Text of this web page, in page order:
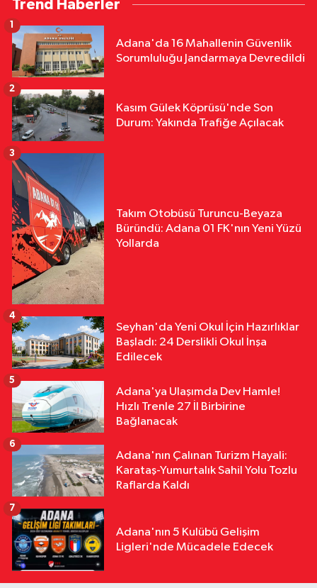
Trend Haberler
Adana'da 16 Mahallenin Güvenlik
Sorumluluğu Jandarmaya Devredildi
1
Kasım Gülek Köprüsü'nde Son
Durum: Yakında Trafiğe Açılacak
2
Takım Otobüsü Turuncu-Beyaza
Büründü: Adana 01 FK'nın Yeni Yüzü
Yollarda
3
Seyhan'da Yeni Okul İçin Hazırlıklar
Başladı: 24 Derslikli Okul İnşa
Edilecek
4
Adana'ya Ulaşımda Dev Hamle!
Hızlı Trenle 27 İl Birbirine
Bağlanacak
5
Adana'nın Çalınan Turizm Hayali:
Karataş-Yumurtalık Sahil Yolu Tozlu
Raflarda Kaldı
6
Adana'nın 5 Kulübü Gelişim
Ligleri'nde Mücadele Edecek
7